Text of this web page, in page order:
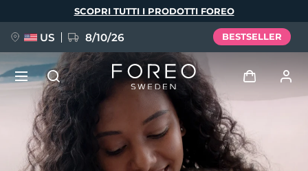
SCOPRI TUTTI I PRODOTTI FOREO
US 8/10/26 BESTSELLER
Profilo utente
NUOVO
BREAKING NEWS
Lingua